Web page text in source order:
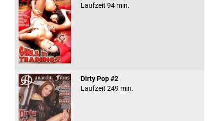
Laufzeit 94 min.
Dirty Pop #2
Laufzeit 249 min.